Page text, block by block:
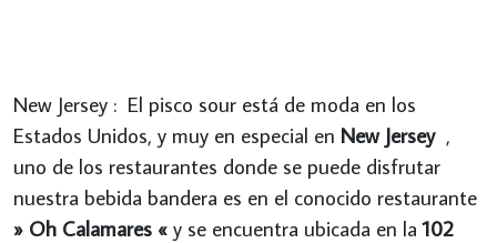
New Jersey : El pisco sour está de moda en los
Estados Unidos, y muy en especial en New Jersey,
uno de los restaurantes donde se puede disfrutar
nuestra bebida bandera es en el conocido restaurante
» Oh Calamares « y se encuentra ubicada en la102